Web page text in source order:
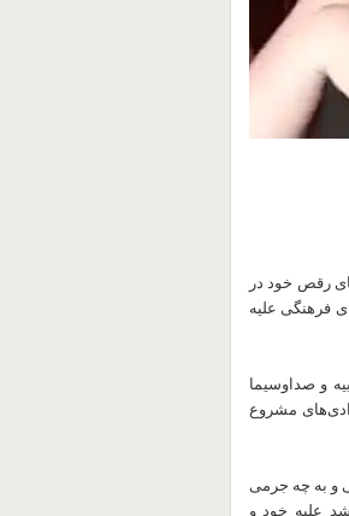
رقص خود در
فرهنگی علیه
و صداوسیما
مشروع
و به چه جرمی
علیه خود و